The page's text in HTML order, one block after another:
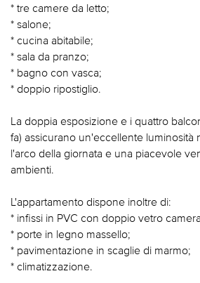
* tre camere da letto;
* salone;
* cucina abitabile;
* sala da pranzo;
* bagno con vasca;
* doppio ripostiglio.
La doppia esposizione e i quattro
fa) assicurano un'eccellente luminosità
l'arco della giornata e una piacevole
ambienti.
L'appartamento dispone inoltre di:
* infissi in PVC con doppio vetro
* porte in legno massello;
* pavimentazione in scaglie di marmo;
* climatizzazione.